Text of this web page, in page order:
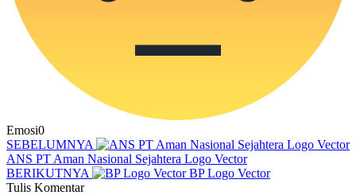
Emosi0
SEBELUMNYA
ANS PT Aman Nasional Sejahtera Logo Vector
BERIKUTNYA
BP Logo Vector
Tulis Komentar